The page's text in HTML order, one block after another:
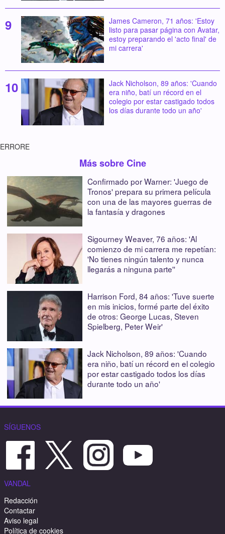
James Cameron, 71 años: 'Estoy
listo para pasar página con Avatar,
estoy preparando el 'acto final' de
mi carrera'
Jack Nicholson, 89 años: 'Cuando
era niño, batí un récord en el
colegio por estar castigado todos
los días durante todo un año'
ERRORE
Más sobre Cine
Confirmado por Warner: 'Juego de
Tronos' prepara su primera película
con una de las mayores guerras de
la fantasía y dragones
Sigourney Weaver, 76 años: 'Al
comienzo de mi carrera me repetían:
'No tienes ningún talento y nunca
llegarás a ninguna parte''
Harrison Ford, 84 años: 'Tuve suerte
en mis inicios, formé parte del éxito
de otros: George Lucas, Steven
Spielberg, Peter Weir'
Jack Nicholson, 89 años: 'Cuando
era niño, batí un récord en el colegio
por estar castigado todos los días
durante todo un año'
SÍGUENOS
VANDAL
Redacción
Contactar
Aviso legal
Política de cookies